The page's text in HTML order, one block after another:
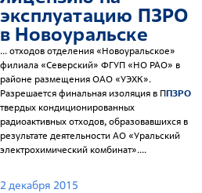
эксплуатацию ПЗРО
в Новоуральске
... отходов отделения «Новоуральское»
филиала «Северский» ФГУП «НО РАО» в
районе размещения ОАО «УЭХК».
Разрешается финальная изоляция в ППЗРО
твердых кондиционированных
радиоактивных отходов, образовавшихся в
результате деятельности АО «Уральский
электрохимический комбинат»....
2 декабря 2015